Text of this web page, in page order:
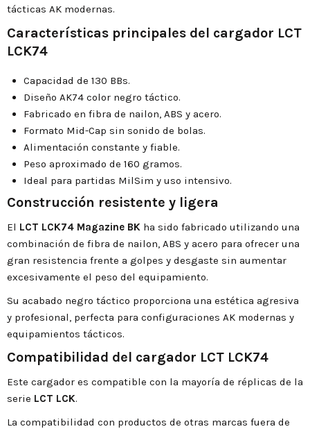
tácticas AK modernas.
Características principales del cargador LCT
LCK74
Capacidad de 130 BBs.
Diseño AK74 color negro táctico.
Fabricado en fibra de nailon, ABS y acero.
Formato Mid-Cap sin sonido de bolas.
Alimentación constante y fiable.
Peso aproximado de 160 gramos.
Ideal para partidas MilSim y uso intensivo.
Construcción resistente y ligera
El LCT LCK74 Magazine BK ha sido fabricado utilizando una
combinación de fibra de nailon, ABS y acero para ofrecer una
gran resistencia frente a golpes y desgaste sin aumentar
excesivamente el peso del equipamiento.
Su acabado negro táctico proporciona una estética agresiva
y profesional, perfecta para configuraciones AK modernas y
equipamientos tácticos.
Compatibilidad del cargador LCT LCK74
Este cargador es compatible con la mayoría de réplicas de la
serie LCT LCK.
La compatibilidad con productos de otras marcas fuera de